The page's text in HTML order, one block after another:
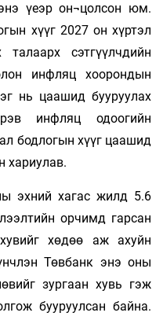
үеэр он¬цолсон юм.
хүүг 2027 он хүртэл
сэтгүүлчдийн
инфляц хоорондын
нь цаашид бууруулах
инфляц одоогийн
бодлогын хүүг цаашид
хариулав.
эхний хагас жилд 5.6
орчимд гарсан
хөдөө аж ахуйн
Төвбанк энэ оны
зургаан хувь гэж
бууруулсан байна.